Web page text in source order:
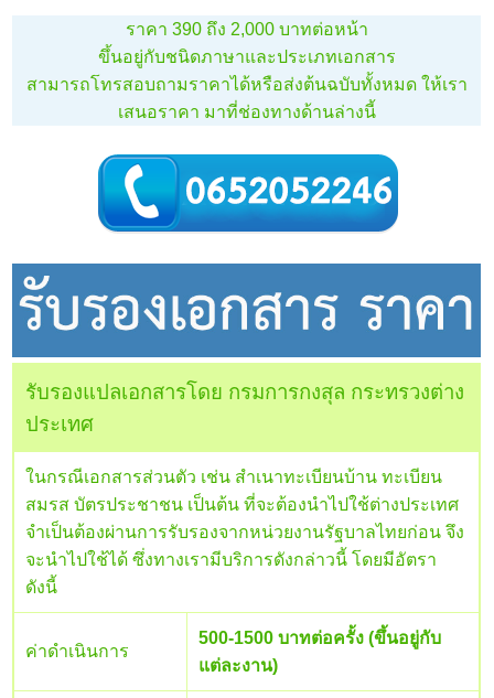
ราคา 390 ถึง 2,000 บาทต่อหน้า
ขึ้นอยู่กับชนิดภาษาและประเภทเอกสาร
สามารถโทรสอบถามราคาได้หรือส่งต้นฉบับทั้งหมด ให้เรา
เสนอราคา มาที่ช่องทางด้านล่างนี้
รับรองแปลเอกสารโดย กรมการกงสุล กระทรวงต่าง
ประเทศ
ในกรณีเอกสารส่วนตัว เช่น สำเนาทะเบียนบ้าน ทะเบียน
สมรส บัตรประชาชน เป็นต้น ที่จะต้องนำไปใช้ต่างประเทศ
จำเป็นต้องผ่านการรับรองจากหน่วยงานรัฐบาลไทยก่อน จึง
จะนำไปใช้ได้ ซึ่งทางเรามีบริการดังกล่าวนี้ โดยมีอัตรา
ดังนี้
ค่าดำเนินการ
500-1500 บาทต่อครั้ง (ขึ้นอยู่กับ
แต่ละงาน)